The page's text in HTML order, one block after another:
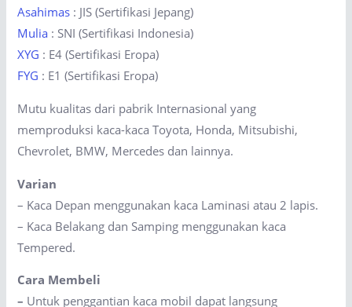
Asahimas : JIS (Sertifikasi Jepang)
Mulia : SNI (Sertifikasi Indonesia)
XYG : E4 (Sertifikasi Eropa)
FYG : E1 (Sertifikasi Eropa)
Mutu kualitas dari pabrik Internasional yang
memproduksi kaca-kaca Toyota, Honda, Mitsubishi,
Chevrolet, BMW, Mercedes dan lainnya.
Varian
– Kaca Depan menggunakan kaca Laminasi atau 2 lapis.
– Kaca Belakang dan Samping menggunakan kaca
Tempered.
Cara Membeli
– Untuk penggantian kaca mobil dapat langsung